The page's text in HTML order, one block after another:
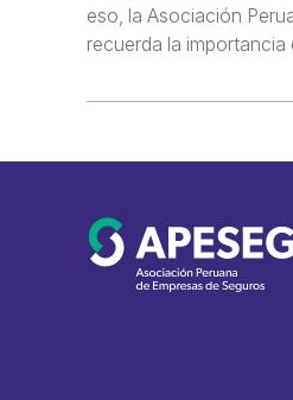
eso, la Asociación
recuerda la